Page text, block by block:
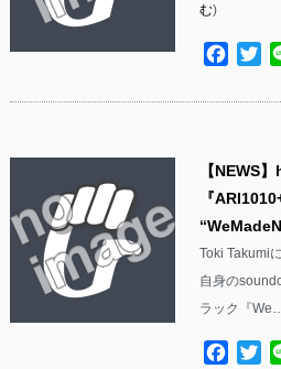
む)
【NEWS
『
Toki Takumi
自身の
ラック『